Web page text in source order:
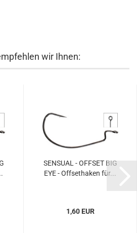
wir Ihnen:
SENSUAL - OFFSET BIG
EYE - Offsethaken für...
1,60 EUR